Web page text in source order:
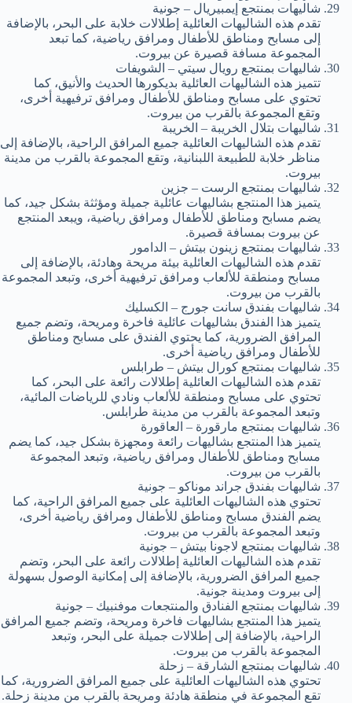
شاليهات بمنتجع إيمبيريال – جونية
تقدم هذه الشاليهات العائلية إطلالات خلابة على البحر، بالإضافة
إلى مسابح ومناطق للأطفال ومرافق رياضية، كما تبعد
المجموعة مسافة قصيرة عن بيروت.
شاليهات بمنتجع رويال سيتي – الشويفات
تتميز هذه الشاليهات العائلية بديكورها الحديث والأنيق، كما
تحتوي على مسابح ومناطق للأطفال ومرافق ترفيهية أخرى،
وتقع المجموعة بالقرب من بيروت.
شاليهات بتلال الخريبة – الخريبة
تقدم هذه الشاليهات العائلية جميع المرافق الراحية، بالإضافة إلى
مناظر خلابة للطبيعة اللبنانية، وتقع المجموعة بالقرب من مدينة
بيروت.
شاليهات بمنتجع الرست – جزين
يتميز هذا المنتجع بشاليهات عائلية جميلة ومؤثثة بشكل جيد، كما
يضم مسابح ومناطق للأطفال ومرافق رياضية، ويبعد المنتجع
عن بيروت بمسافة قصيرة.
شاليهات بمنتجع زينون بيتش – الدامور
تقدم هذه الشاليهات العائلية بيئة مريحة وهادئة، بالإضافة إلى
مسابح ومنطقة للألعاب ومرافق ترفيهية أخرى، وتبعد المجموعة
بالقرب من بيروت.
شاليهات بفندق سانت جورج – الكسليك
يتميز هذا الفندق بشاليهات عائلية فاخرة ومريحة، وتضم جميع
المرافق الضرورية، كما يحتوي الفندق على مسابح ومناطق
للأطفال ومرافق رياضية أخرى.
شاليهات بمنتجع كورال بيتش – طرابلس
تقدم هذه الشاليهات العائلية إطلالات رائعة على البحر، كما
تحتوي على مسابح ومنطقة للألعاب ونادي للرياضات المائية،
وتبعد المجموعة بالقرب من مدينة طرابلس.
شاليهات بمنتجع مارقورة – العاقورة
يتميز هذا المنتجع بشاليهات رائعة ومجهزة بشكل جيد، كما يضم
مسابح ومناطق للأطفال ومرافق رياضية، وتبعد المجموعة
بالقرب من بيروت.
شاليهات بفندق جراند موناكو – جونية
تحتوي هذه الشاليهات العائلية على جميع المرافق الراحية، كما
يضم الفندق مسابح ومناطق للأطفال ومرافق رياضية أخرى،
وتبعد المجموعة بالقرب من بيروت.
شاليهات بمنتجع لاجونا بيتش – جونية
تقدم هذه الشاليهات العائلية إطلالات رائعة على البحر، وتضم
جميع المرافق الضرورية، بالإضافة إلى إمكانية الوصول بسهولة
إلى بيروت ومدينة جونية.
شاليهات بمنتجع الفنادق والمنتجعات موفنبيك – جونية
يتميز هذا المنتجع بشاليهات فاخرة ومريحة، وتضم جميع المرافق
الراحية، بالإضافة إلى إطلالات جميلة على البحر، وتبعد
المجموعة بالقرب من بيروت.
شاليهات بمنتجع الشارقة – زحلة
تحتوي هذه الشاليهات العائلية على جميع المرافق الضرورية، كما
تقع المجموعة في منطقة هادئة ومريحة بالقرب من مدينة زحلة.